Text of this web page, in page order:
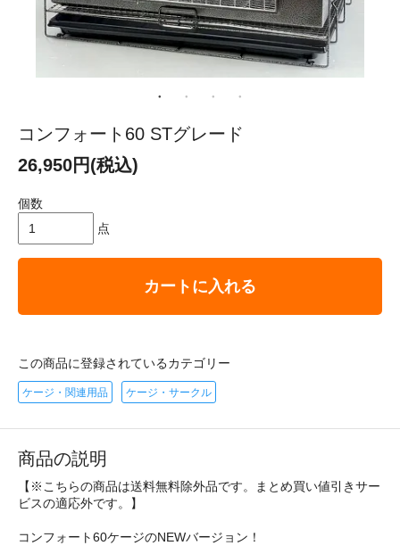
コンフォート60 STグレード
26,950円(税込)
個数
点
カートに入れる
この商品に登録されているカテゴリー
ケージ・関連用品 ケージ・サークル
商品の説明
【※こちらの商品は送料無料除外品です。まとめ買い値引きサー
ビスの適応外です。】
コンフォート60ケージのNEWバージョン！